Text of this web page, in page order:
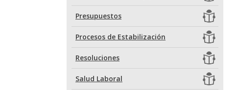
Presupuestos
Procesos de Estabilización
Resoluciones
Salud Laboral